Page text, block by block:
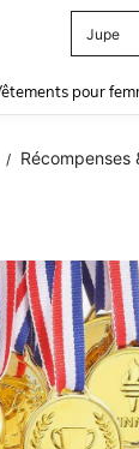
Jupe
pour
/ Récompenses